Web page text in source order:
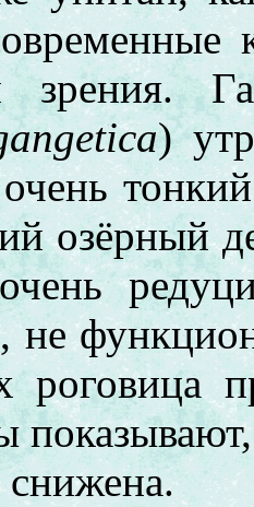
зрения.
)
озёрный
не
роговица